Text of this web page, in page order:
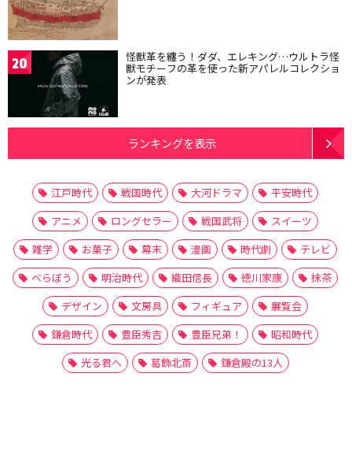
20 怪獣革を纏う！ダダ、エレキング…ウルトラ怪
獣モチーフの革を使った新アパレルコレクショ
ンが発表
ランキングを表示
江戸時代 戦国時代 大河ドラマ
平安時代
アニメ
ロングセラー 戦国武将
スイーツ
雑学
お菓子 幕末 漫画 時代劇
テレビ
べらぼう
明治時代 織田信長 徳川家康
抹茶
デザイン
文房具 フィギュア
展覧会
鎌倉時代
豊臣秀吉 豊臣兄弟！
昭和時代
光る君へ
葛飾北斎 鎌倉殿の13人